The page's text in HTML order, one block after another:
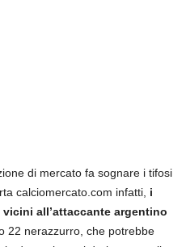
di mercato fa sognare i tifosi
calciomercato.com infatti, i
all’attaccante argentino
22 nerazzurro, che potrebbe